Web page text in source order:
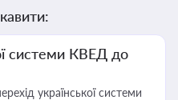
системи КВЕД до
української системи